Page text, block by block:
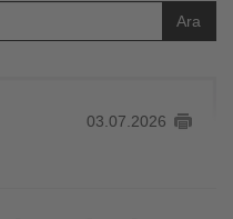
Ara
03.07.2026